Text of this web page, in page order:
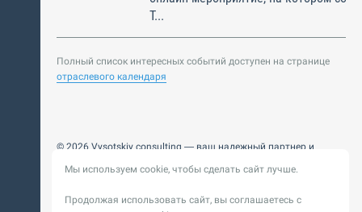
Т...
Полный список интересных событий доступен на странице
отраслевого календаря
© 2026 Vysotskiy consulting — ваш надежный партнер и
Цифровизация, BIM, ИИ. Внедряем и оптимизируем
Пользовательское
Политика обработки персональных
Мы используем cookie, чтобы сделать сайт лучше.
Продолжая использовать сайт, вы соглашаетесь с